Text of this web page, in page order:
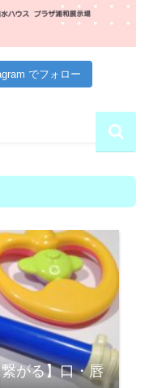
でフォロー
がる】口・唇